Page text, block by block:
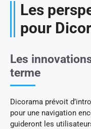
Les
pour
Les
terme
Dicorama prévoit
pour une navigation
guideront les